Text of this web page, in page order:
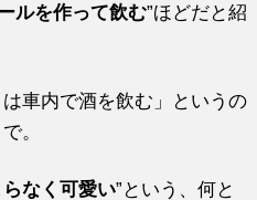
ルを作って飲む”ほどだと紹
車内で酒を飲む」というの
。
なく可愛い”という、何と